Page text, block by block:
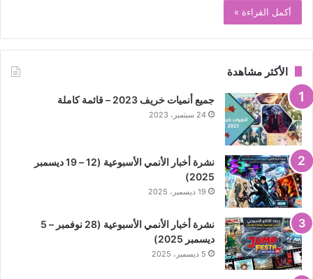
أكمل القراءة »
الأكثر مشاهدة
جميع أنميات خريف 2023 – قائمة كاملة
24 سبتمبر، 2023
نشرة أخبار الأنمي الأسبوعية (12 – 19 ديسمبر
2025)
19 ديسمبر، 2025
نشرة أخبار الأنمي الأسبوعية (28 نوفمبر – 5
ديسمبر 2025)
5 ديسمبر، 2025